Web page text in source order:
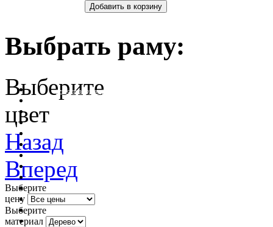
Выбрать раму:
очистить фильтр цвета
Выберите
цвет
Назад
Вперед
Выберите
цену
Выберите
материал